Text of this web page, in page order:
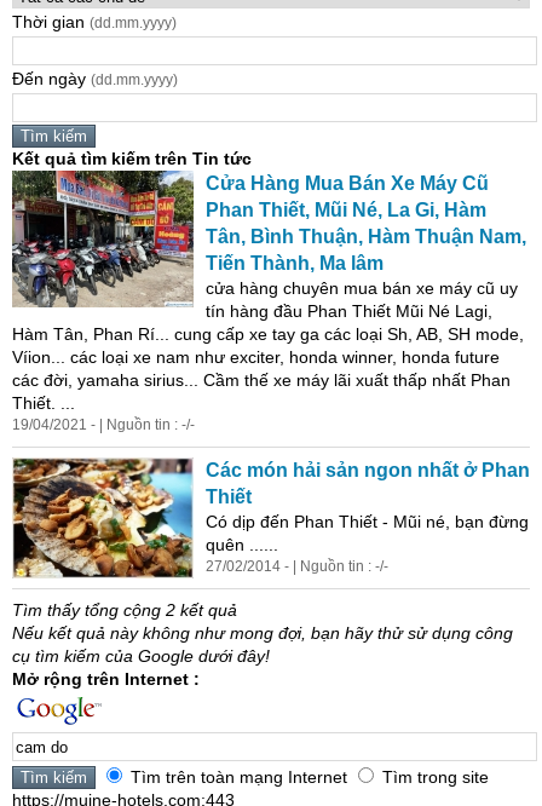
Thời gian (dd.mm.yyyy)
Đến ngày (dd.mm.yyyy)
Kết quả tìm kiếm trên Tin tức
Cửa Hàng Mua Bán Xe Máy Cũ
Phan Thiết, Mũi Né, La Gi, Hàm
Tân, Bình Thuận, Hàm Thuận Nam,
Tiến Thành, Ma lâm
cửa hàng chuyên mua bán xe máy cũ uy
tín hàng đầu Phan Thiết Mũi Né Lagi,
Hàm Tân, Phan Rí... cung cấp xe tay ga các loại Sh, AB, SH mode,
Víion... các loại xe nam như exciter, honda winner, honda future
các đời, yamaha sirius... Cầm thế xe máy lãi xuất thấp nhất Phan
Thiết. ...
19/04/2021 - | Nguồn tin : -/-
Các món hải sản ngon nhất ở Phan
Thiết
Có dịp đến Phan Thiết - Mũi né, bạn đừng
quên ......
27/02/2014 - | Nguồn tin : -/-
Tìm thấy tổng cộng 2 kết quả
Nếu kết quả này không như mong đợi, bạn hãy thử sử dụng công
cụ tìm kiếm của Google dưới đây!
Mở rộng trên Internet :
Tìm trên toàn mạng Internet
Tìm trong site
https://muine-hotels.com:443